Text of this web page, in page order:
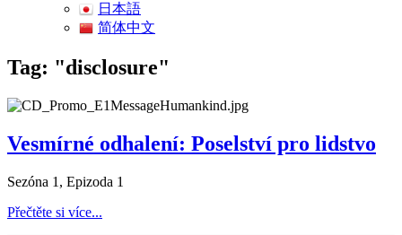
日本語
简体中文
Tag: "disclosure"
Vesmírné odhalení: Poselství pro lidstvo
Sezóna 1, Epizoda 1
Přečtěte si více...